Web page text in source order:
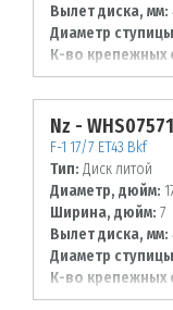
Вылет диска, мм:
Диаметр
К-во крепежных
Диаметр
114,3
Nz -
F-1 17/7 ET43 Bkf
Тип: Диск литой
Диаметр, дюйм:
Ширина, дюйм: 7
Вылет диска, мм:
Диаметр
К-во крепежных
Диаметр